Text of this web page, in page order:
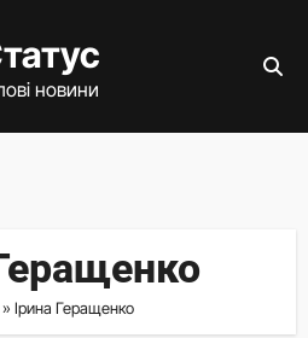
новини
» Ірина Геращенко